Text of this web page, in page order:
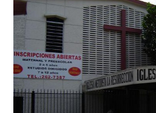
EVANGÉLICA
METODISTA
LA
RESURRECCIÓN